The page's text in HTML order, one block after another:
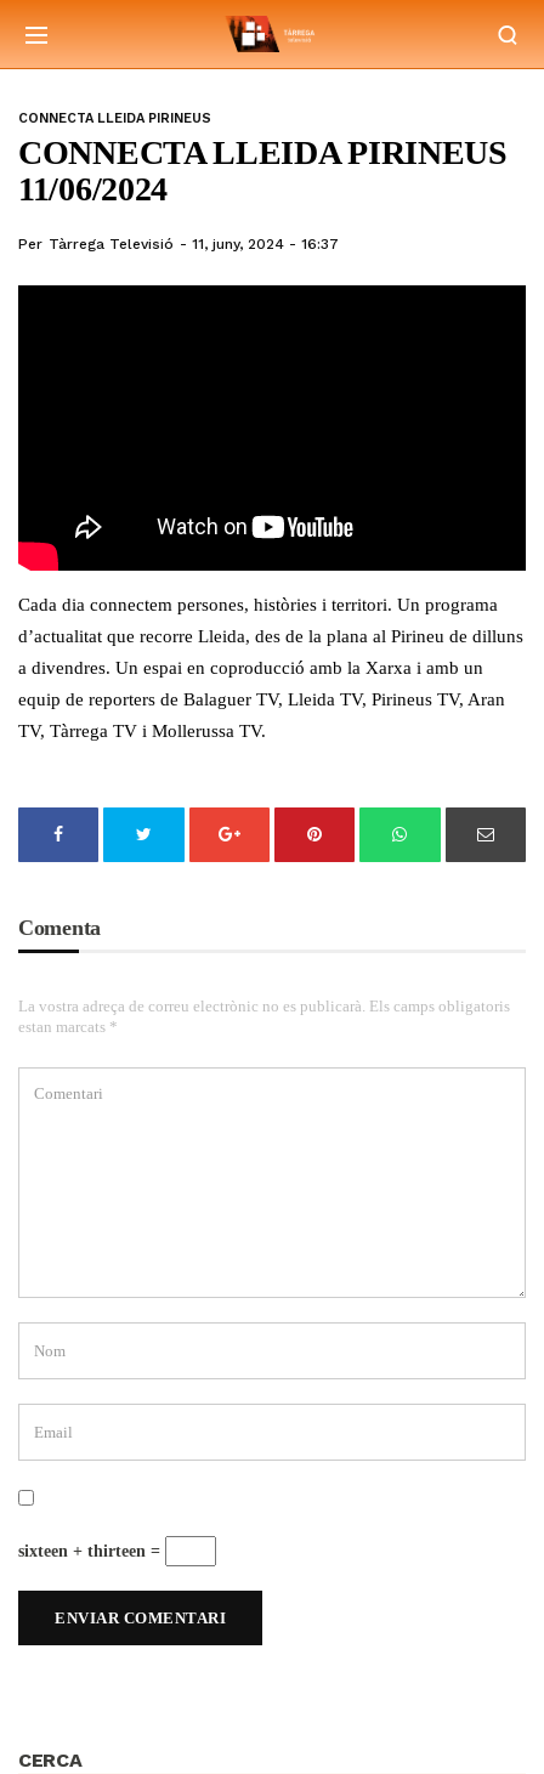
CONNECTA LLEIDA PIRINEUS
CONNECTA LLEIDA PIRINEUS
11/06/2024
Per Tàrrega Televisió 11, juny, 2024 - 16:37
Cada dia connectem persones, històries i territori. Un programa
d’actualitat que recorre Lleida, des de la plana al Pirineu de dilluns
a divendres. Un espai en coproducció amb la Xarxa i amb un
equip de reporters de Balaguer TV, Lleida TV, Pirineus TV, Aran
TV, Tàrrega TV i Mollerussa TV.
Comenta
La vostra adreça de correu electrònic no es publicarà. Els camps obligatoris
estan marcats *
sixteen + thirteen =
CERCA